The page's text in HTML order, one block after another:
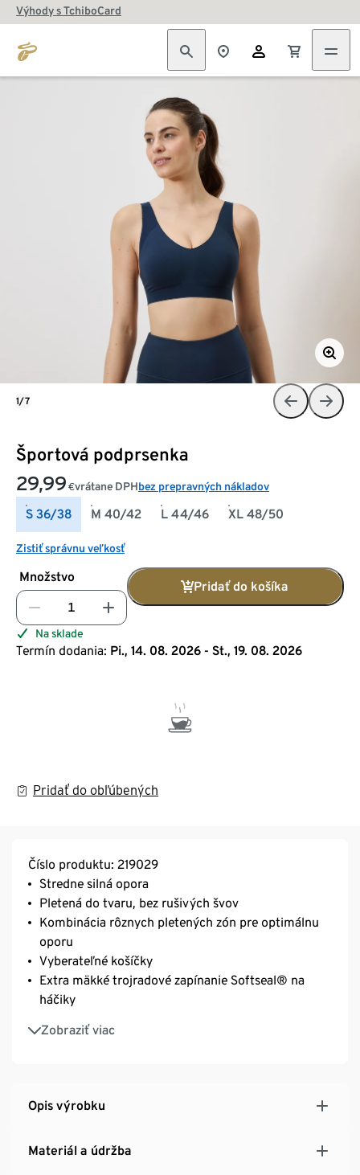
Výhody s TchiboCard
Športová podprsenka
29,99 €vrátane DPHbez prepravných nákladov
S 36/38 M 40/42 L 44/46 XL 48/50
Zistiť správnu veľkosť
Množstvo
Pridať do košíka
Na sklade
Termín dodania: Pi., 14. 08. 2026 - St., 19. 08. 2026
Pridať do obľúbených
1/7
Číslo produktu: 219029
Stredne silná opora
Pletená do tvaru, bez rušivých švov
Kombinácia rôznych pletených zón pre optimálnu
oporu
Vyberateľné košíčky
Extra mäkké trojradové zapínanie Softseal® na
háčiky
Zobraziť viac
Ramienka s nastaviteľnou dĺžkou
Opis výrobku
Materiál a údržba